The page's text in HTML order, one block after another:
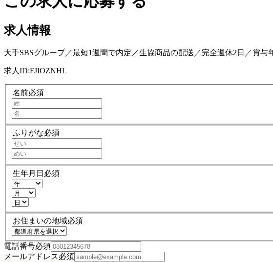
求人情報
大手SBSグループ／最短1週間で内定／生協商品の配送／完全週休2日／賞与
求人ID:FJIOZNHL
名前必須
ふりがな必須
生年月日 必須
お住まいの地域必須
電話番号必須
メールアドレス必須